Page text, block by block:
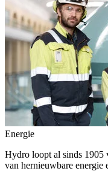
Energie
Hydro loopt al sinds 1905
van hernieuwbare energie